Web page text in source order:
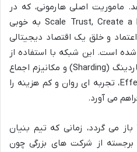
ماموریت اصلی هارمونی، که در
شعار Scale Trust, Create a Radically Fair Economy به خوبی
و خلق یک اقتصاد دیجیتالی
است. این شبکه با استفاده از
تکنولوژی های پیشرفته مانند شاردینگ (Sharding) و مکانیزم اجماع
Effective Proof of Stake (EPoS)، تجربه ای روان و کم هزینه را
می آورد.
تاریخچه هارمونی به سال ۲۰۱۸ باز می گردد، زمانی که تیم بنیان
از شرکت های بزرگی چون